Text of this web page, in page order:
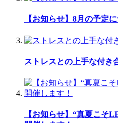
【お知らせ】8月の予定
ストレスとの上手な付き
【お知らせ】“真夏こそ